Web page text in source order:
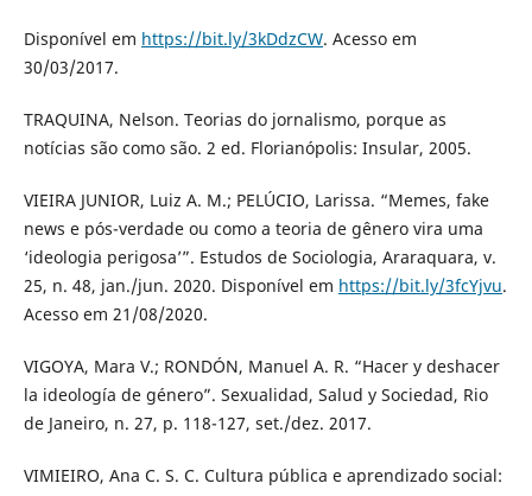
Disponível em https://bit.ly/3kDdzCW. Acesso em
30/03/2017.
TRAQUINA, Nelson. Teorias do jornalismo, porque as
notícias são como são. 2 ed. Florianópolis: Insular, 2005.
VIEIRA JUNIOR, Luiz A. M.; PELÚCIO, Larissa. “Memes, fake
news e pós-verdade ou como a teoria de gênero vira uma
‘ideologia perigosa’”. Estudos de Sociologia, Araraquara, v.
25, n. 48, jan./jun. 2020. Disponível em https://bit.ly/3fcYjvu.
Acesso em 21/08/2020.
VIGOYA, Mara V.; RONDÓN, Manuel A. R. “Hacer y deshacer
la ideología de género”. Sexualidad, Salud y Sociedad, Rio
de Janeiro, n. 27, p. 118-127, set./dez. 2017.
VIMIEIRO, Ana C. S. C. Cultura pública e aprendizado social: